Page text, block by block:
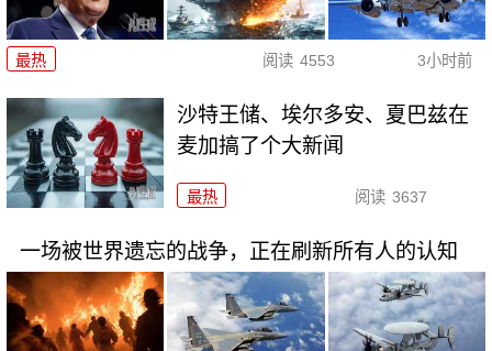
最热 阅读 4553 3小时前
沙特王储、埃尔多安、夏巴兹在
麦加搞了个大新闻
最热 阅读 3637
一场被世界遗忘的战争，正在刷新所有人的认知